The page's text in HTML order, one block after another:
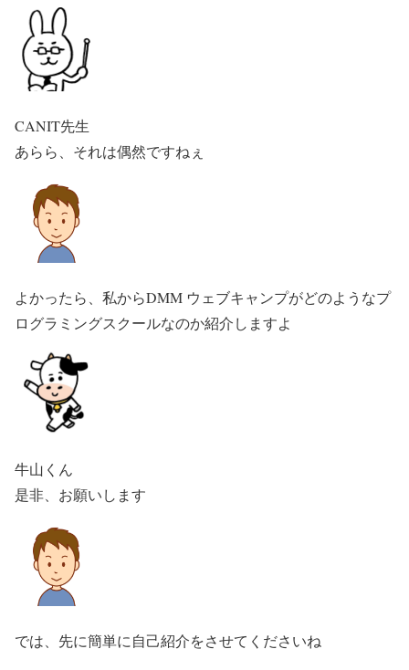
CANIT先生
あらら、それは偶然ですねぇ
よかったら、私からDMM ウェブキャンプがどのようなプ
ログラミングスクールなのか紹介しますよ
牛山くん
是非、お願いします
では、先に簡単に自己紹介をさせてくださいね